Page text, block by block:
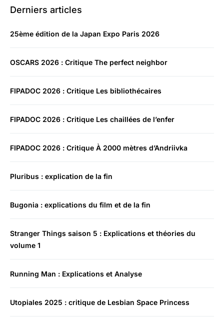
Derniers articles
25ème édition de la Japan Expo Paris 2026
OSCARS 2026 : Critique The perfect neighbor
FIPADOC 2026 : Critique Les bibliothécaires
FIPADOC 2026 : Critique Les chaillées de l’enfer
FIPADOC 2026 : Critique À 2000 mètres d’Andriivka
Pluribus : explication de la fin
Bugonia : explications du film et de la fin
Stranger Things saison 5 : Explications et théories du
volume 1
Running Man : Explications et Analyse
Utopiales 2025 : critique de Lesbian Space Princess